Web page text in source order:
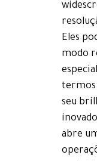
Eles
modo
termos
seu
abre